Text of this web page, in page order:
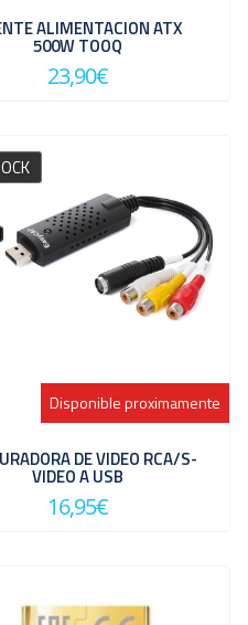
ALIMENTACION ATX
500W TOOQ
23,90€
DE VIDEO RCA/S-
VIDEO A USB
16,95€
Disponible proximamente